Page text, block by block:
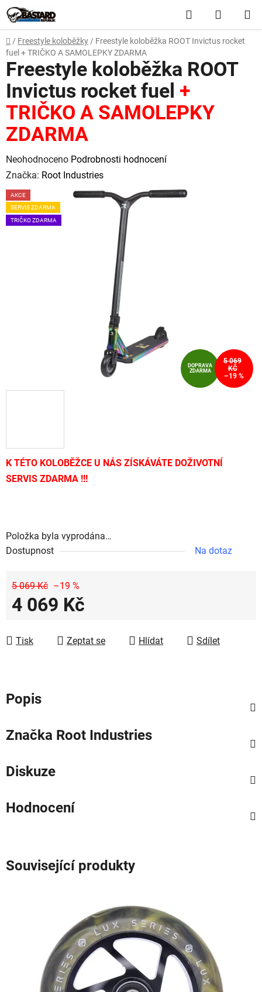
Přejít
na
obsah
Hledat
KOŠÍK
Domů
/ Freestyle koloběžky / Freestyle koloběžka ROOT Invictus rocket
fuel+ TRIČKO A SAMOLEPKY ZDARMA
K TÉTO KOLOBĚŽCE U NÁS ZÍSKÁVÁTE DOŽIVOTNÍ
SERVIS ZDARMA !!!
Položka byla vyprodána…
Dostupnost
Na dotaz
5 069 Kč –19 %
4 069 Kč
Tisk
Zeptat se Hlídat Sdílet
Freestyle koloběžka ROOT
Invictus rocket fuel +
TRIČKO A SAMOLEPKY
ZDARMA
Průměrné
hodnocení
produktu
je
0,0
Neohodnoceno Podrobnosti hodnocení
Značka: Root Industries
AKCE
SERVIS ZDARMA
TRIČKO ZDARMA
DOPRAVA
ZDARMA
5 069
KČ
–19 %
Popis
Značka Root Industries
Diskuze
Hodnocení
Související produkty